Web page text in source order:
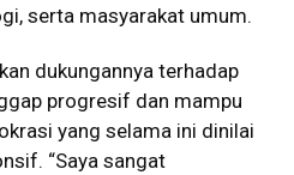
serta masyarakat umum.
dukungannya terhadap
progresif dan mampu
yang selama ini dinilai
“Saya sangat